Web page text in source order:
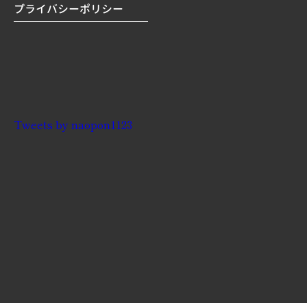
プライバシーポリシー
Tweets by naopon1123